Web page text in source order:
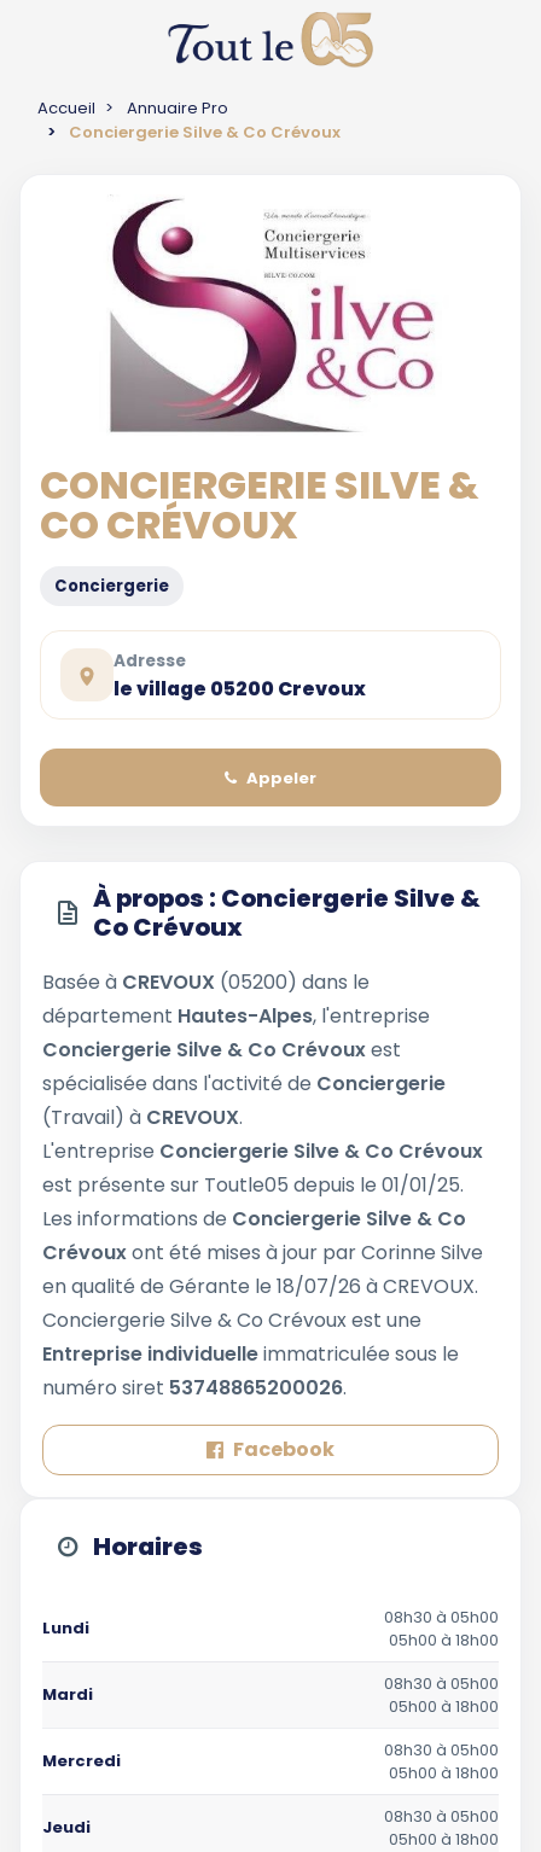
Accueil
Annuaire Pro
Conciergerie Silve & Co Crévoux
CONCIERGERIE SILVE &
CO CRÉVOUX
Conciergerie
Adresse
le village 05200 Crevoux
Appeler
À propos : Conciergerie Silve &
Co Crévoux
Basée à CREVOUX (05200) dans le
département Hautes-Alpes, l'entreprise
Conciergerie Silve & Co Crévouxest
spécialisée dans l'activité de Conciergerie
(Travail) à CREVOUX.
L'entreprise Conciergerie Silve & Co Crévoux
est présente sur Toutle05 depuis le 01/01/25.
Les informations de Conciergerie Silve & Co
Crévouxont été mises à jour par Corinne Silve
en qualité de Gérante le 18/07/26 à CREVOUX.
Conciergerie Silve & Co Crévoux est une
Entreprise individuelleimmatriculée sous le
numéro siret 53748865200026.
Facebook
Horaires
Lundi
08h30 à 05h00
05h00 à 18h00
Mardi
08h30 à 05h00
05h00 à 18h00
Mercredi
08h30 à 05h00
05h00 à 18h00
Jeudi
08h30 à 05h00
05h00 à 18h00